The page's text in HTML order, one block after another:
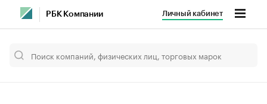
РБК Компании Личный кабинет